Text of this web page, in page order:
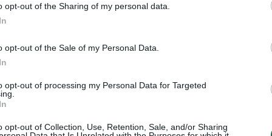
opt-out of the Sharing of my personal data.
opt-out of the Sale of my Personal Data.
opt-out of processing my Personal Data for Targeted
opt-out of Collection, Use, Retention, Sale, and/or Sharing
Žinios | Lietuvos diena
Mėsainių mėgėjus kviečia nepražiopsoti
paruošimo būdą